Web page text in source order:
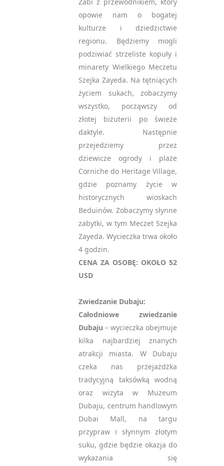
opowie nam o bogatej
kulturze i dziedzictwie
regionu. Będziemy mogli
podziwiać strzeliste kopuły i
minarety Wielkiego Meczetu
Szejka Zayeda. Na tętniących
życiem sukach, zobaczymy
wszystko, począwszy od
złotej biżuterii po świeże
daktyle. Następnie
przejedziemy przez
dziewicze ogrody i plaże
Corniche do Heritage Village,
gdzie poznamy życie w
historycznych wioskach
Beduinów. Zobaczymy słynne
zabytki, w tym Meczet Szejka
Zayeda. Wycieczka trwa około
4 godzin.
CENA ZA OSOBĘ: OKOŁO 52
USD
Zwiedzanie Dubaju:
Całodniowe zwiedzanie
Dubaju – wycieczka obejmuje
kilka najbardziej znanych
atrakcji miasta. W Dubaju
czeka nas przejażdżka
tradycyjną taksówką wodną
oraz wizyta w Muzeum
Dubaju, centrum handlowym
Dubai Mall, na targu
przypraw i słynnym złotym
suku, gdzie będzie okazja do
wykazania się